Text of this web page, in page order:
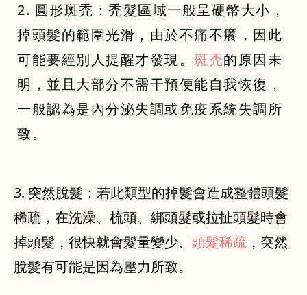
2. 圓形斑禿：禿髮區域一般呈硬幣大小，
掉頭髮的範圍光滑，由於不痛不癢，因此
可能要經別人提醒才發現。 斑禿的原因未
明，並且大部分不需干預便能自我恢復，
一般認為是內分泌失調或免疫系統失調所
致。
3. 突然脫髮：若此類型的掉髮會造成整體頭髮
稀疏，在洗澡、梳頭、綁頭髮或拉扯頭髮時會
掉頭髮，很快就會髮量變少、 頭髮稀疏 ，突然
脫髮有可能是因為壓力所致。